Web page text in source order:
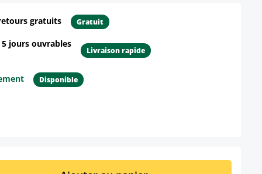
gratuits Gratuit
jours ouvrables
Livraison rapide
Disponible
le produit
: Entrez la quantité souhaitée ou